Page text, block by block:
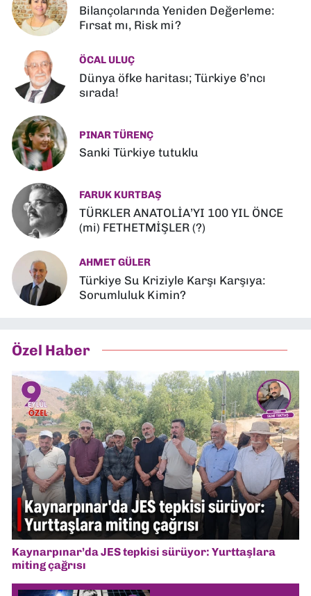
Bilançolarında Yeniden Değerleme:
Fırsat mı, Risk mi?
ÖCAL ULUÇ
Dünya öfke haritası; Türkiye 6’ncı
sırada!
PINAR TÜRENÇ
Sanki Türkiye tutuklu
FARUK KURTBAŞ
TÜRKLER ANATOLİA’YI 100 YIL ÖNCE
(mi) FETHETMİŞLER (?)
AHMET GÜLER
Türkiye Su Kriziyle Karşı Karşıya:
Sorumluluk Kimin?
Özel Haber
Kaynarpınar’da JES tepkisi sürüyor: Yurttaşlara
miting çağrısı